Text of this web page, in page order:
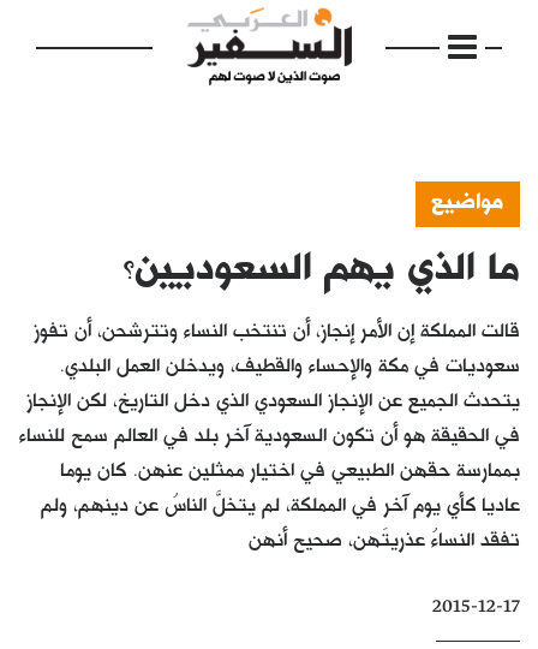
الرئيسية
إفتتاحية
فكرة
دفاتر
بالصورة
الأرشيف
مواضيع
ما الذي يهم السعوديين؟
قالت المملكة إن الأمر إنجاز، أن تنتخب النساء وتترشحن، أن تفوز
سعوديات في مكة والإحساء والقطيف، ويدخلن العمل البلدي.
يتحدث الجميع عن الإنجاز السعودي الذي دخل التاريخ، لكن الإنجاز
في الحقيقة هو أن تكون السعودية آخر بلد في العالم سمح للنساء
بممارسة حقهن الطبيعي في اختيار ممثلين عنهن. كان يوما
عاديا كأي يوم آخر في المملكة، لم يتخلَّ الناسُ عن دينهم، ولم
تفقد النساءُ عذريتَهن، صحيح أنهن
2015-12-17